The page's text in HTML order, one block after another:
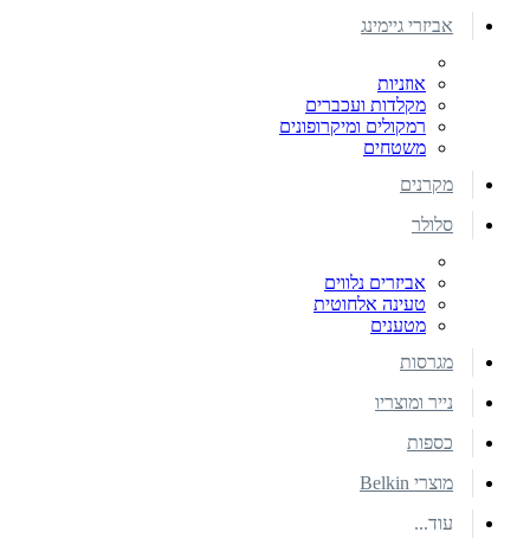
אביזרי גיימינג
אוזניות
מקלדות ועכברים
רמקולים ומיקרופונים
משטחים
מקרנים
סלולר
אביזרים נלווים
טעינה אלחוטית
מטענים
מגרסות
נייר ומוצריו
כספות
מוצרי Belkin
עוד...